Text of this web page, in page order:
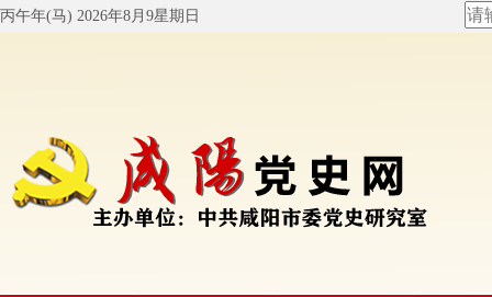
丙午年(马) 2026年8月9星期日